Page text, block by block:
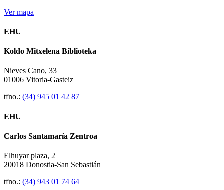
Ver mapa
EHU
Koldo Mitxelena Biblioteka
Nieves Cano, 33
01006 Vitoria-Gasteiz
tfno.: (34) 945 01 42 87
EHU
Carlos Santamaría Zentroa
Elhuyar plaza, 2
20018 Donostia-San Sebastián
tfno.: (34) 943 01 74 64